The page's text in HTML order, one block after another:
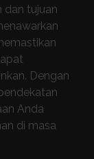
dan tujuan
Dengan
Anda
di masa